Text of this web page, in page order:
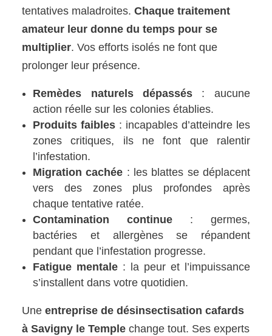
tentatives maladroites.Chaque traitement
amateur leur donne du temps pour se
multiplier. Vos efforts isolés ne font que
prolonger leur présence.
Remèdes naturels dépassés : aucune
action réelle sur les colonies établies.
Produits faibles : incapables d’atteindre les
zones critiques, ils ne font que ralentir
l’infestation.
Migration cachée : les blattes se déplacent
vers des zones plus profondes après
chaque tentative ratée.
Contamination continue : germes,
bactéries et allergènes se répandent
pendant que l’infestation progresse.
Fatigue mentale : la peur et l’impuissance
s’installent dans votre quotidien.
Uneentreprise de désinsectisation cafards
à Savigny le Temple change tout. Ses experts